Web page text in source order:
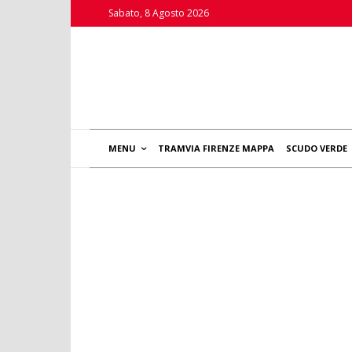
Sabato, 8 Agosto 2026
MENU TRAMVIA FIRENZE MAPPA SCUDO VERDE